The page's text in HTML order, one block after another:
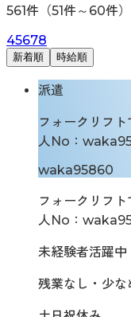
561件（51件～ 60件）
45678
新着順 時給順
派遣
フォークリフ
人No：
waka95860
フォークリフ
人No：
未経験者活躍中
残業なし・少な